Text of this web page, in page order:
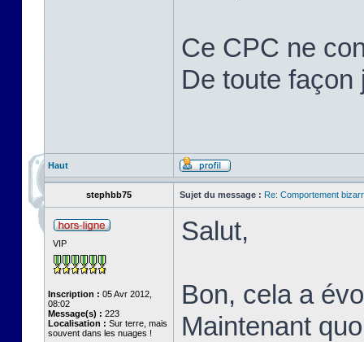
Ce CPC ne
De toute façon
Haut
stephbb75 Sujet du message : Re: Comportement
VIP
Inscription : 05 Avr 2012,
08:02
Message(s) : 223
Localisation : Sur terre, mais
souvent dans les nuages !
Salut,
Bon, cela a
Maintenant